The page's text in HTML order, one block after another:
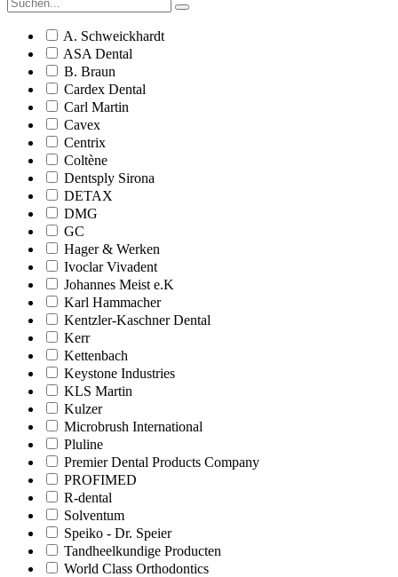
A. Schweickhardt
ASA Dental
B. Braun
Cardex Dental
Carl Martin
Cavex
Centrix
Coltène
Dentsply Sirona
DETAX
DMG
GC
Hager & Werken
Ivoclar Vivadent
Johannes Meist e.K
Karl Hammacher
Kentzler-Kaschner Dental
Kerr
Kettenbach
Keystone Industries
KLS Martin
Kulzer
Microbrush International
Pluline
Premier Dental Products Company
PROFIMED
R-dental
Solventum
Speiko - Dr. Speier
Tandheelkundige Producten
World Class Orthodontics